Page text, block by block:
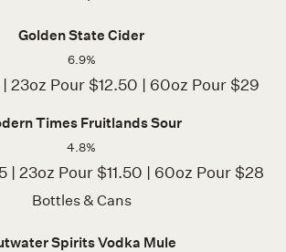
Golden State Cider
6.9%
23oz Pour $12.50 | 60oz Pour $29
Times Fruitlands Sour
4.8%
| 23oz Pour $11.50 | 60oz Pour $28
Bottles & Cans
Spirits Vodka Mule